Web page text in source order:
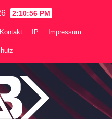
2:10:56 PM
Kontakt IP Impressum